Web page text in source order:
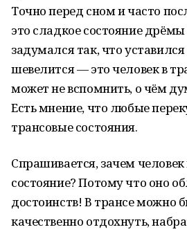
Точно перед сном и часто
это сладкое состояние
задумался так, что
шевелится — это человек в
может не вспомнить, о чём
Есть мнение, что любые
трансовые состояния.
Спрашивается, зачем человек
состояние? Потому что оно
достоинств! В трансе можно
качественно отдохнуть,